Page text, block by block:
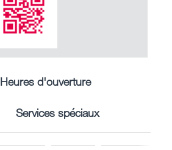
Heures d'ouverture
Services spéciaux